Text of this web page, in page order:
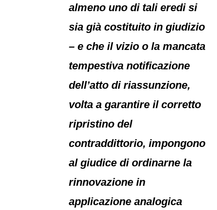
almeno uno di tali eredi si
sia già costituito in giudizio
– e che il vizio o la mancata
tempestiva notificazione
dell’atto di riassunzione,
volta a garantire il corretto
ripristino del
contraddittorio, impongono
al giudice di ordinarne la
rinnovazione in
applicazione analogica